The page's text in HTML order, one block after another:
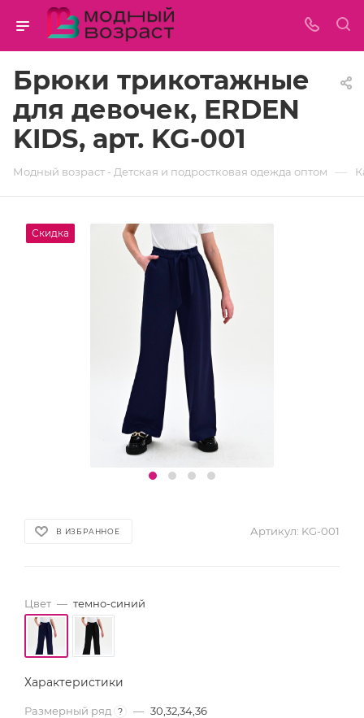
Брюки трикотажные
для девочек, ERDEN
KIDS, арт. KG-001
Модный возраст - Детская и подростковая одежда оптом —
Скидка
В ИЗБРАННОЕ Артикул: KG-001
Цвет — темно-синий
Характеристики
Размерный ряд ? — 30,32,34,36